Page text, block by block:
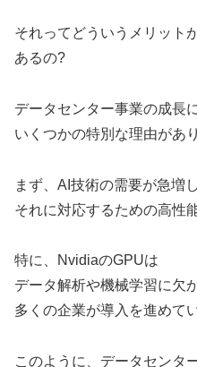
それってどういうメリット
あるの?
データセンター事業の成長に
いくつかの特別な理由があ
まず、AI技術の需要が急増
それに対応するための高性
特に、NvidiaのGPUは
データ解析や機械学習に欠
多くの企業が導入を進めて
このように、データセンタ